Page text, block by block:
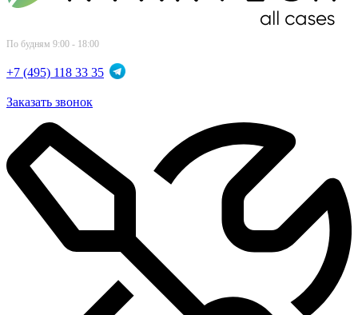
По будням 9:00 - 18:00
+7 (495) 118 33 35
Заказать звонок